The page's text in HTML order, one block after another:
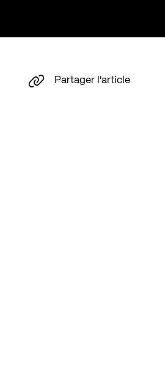
Partager l'article